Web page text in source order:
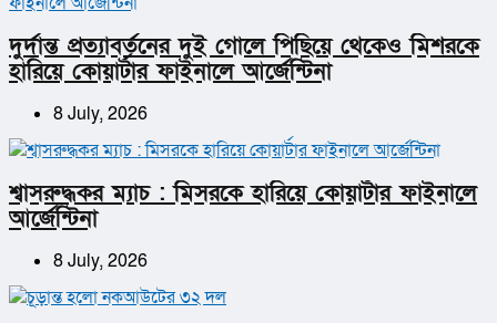
দুর্দান্ত প্রত্যাবর্তনের দুই গোলে পিছিয়ে থেকেও মিশরকে
হারিয়ে কোয়ার্টার ফাইনালে আর্জেন্টিনা
8 July, 2026
শ্বাসরুদ্ধকর ম্যাচ : মিসরকে হারিয়ে কোয়ার্টার ফাইনালে
আর্জেন্টিনা
8 July, 2026